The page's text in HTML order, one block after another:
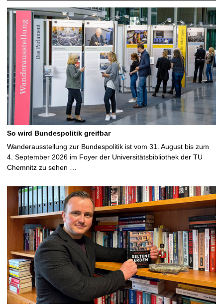
So wird Bundespolitik greifbar
Wanderausstellung zur Bundespolitik ist vom 31. August bis zum
4. September 2026 im Foyer der Universitätsbibliothek der TU
Chemnitz zu sehen …